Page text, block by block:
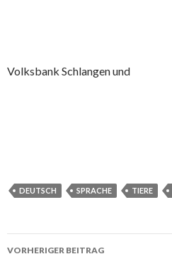
Volksbank Schlangen und
DEUTSCH SPRACHE TIERE
VORHERIGER BEITRAG